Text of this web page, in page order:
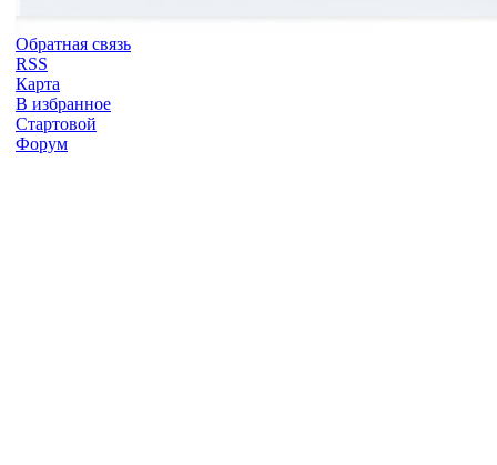
Обратная связь
RSS
Карта
В избранное
Стартовой
Форум